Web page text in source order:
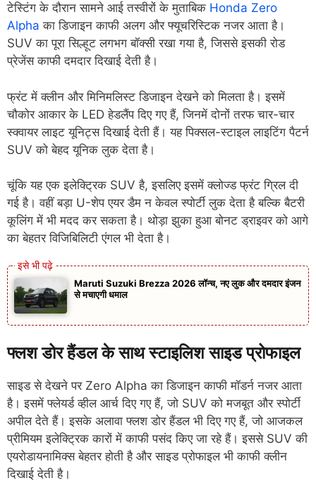
टेस्टिंग के दौरान सामने आई तस्वीरों के मुताबिक Honda Zero
Alpha का डिजाइन काफी अलग और फ्यूचरिस्टिक नजर आता है।
SUV का पूरा सिल्हूट लगभग बॉक्सी रखा गया है, जिससे इसकी रोड
प्रेजेंस काफी दमदार दिखाई देती है।
फ्रंट में क्लीन और मिनिमलिस्ट डिजाइन देखने को मिलता है। इसमें
चौकोर आकार के LED हेडलैंप दिए गए हैं, जिनमें दोनों तरफ चार-चार
स्क्वायर लाइट यूनिट्स दिखाई देती हैं। यह पिक्सल-स्टाइल लाइटिंग पैटर्न
SUV को बेहद यूनिक लुक देता है।
चूंकि यह एक इलेक्ट्रिक SUV है, इसलिए इसमें क्लोज्ड फ्रंट ग्रिल दी
गई है। वहीं बड़ा U-शेप एयर डैम न केवल स्पोर्टी लुक देता है बल्कि बैटरी
कूलिंग में भी मदद कर सकता है। थोड़ा झुका हुआ बोनट ड्राइवर को आगे
का बेहतर विजिबिलिटी एंगल भी देता है।
Maruti Suzuki Brezza 2026 लॉन्च, नए लुक और दमदार इंजन
से मचाएगी धमाल
फ्लश डोर हैंडल के साथ स्टाइलिश साइड प्रोफाइल
साइड से देखने पर Zero Alpha का डिजाइन काफी मॉडर्न नजर आता
है। इसमें फ्लेयर्ड व्हील आर्च दिए गए हैं, जो SUV को मजबूत और स्पोर्टी
अपील देते हैं। इसके अलावा फ्लश डोर हैंडल भी दिए गए हैं, जो आजकल
प्रीमियम इलेक्ट्रिक कारों में काफी पसंद किए जा रहे हैं। इससे SUV की
एयरोडायनामिक्स बेहतर होती है और साइड प्रोफाइल भी काफी क्लीन
दिखाई देती है।